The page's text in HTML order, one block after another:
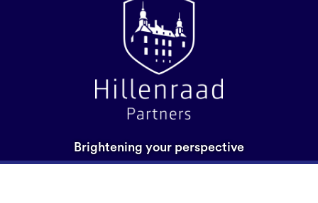
Brightening your perspective